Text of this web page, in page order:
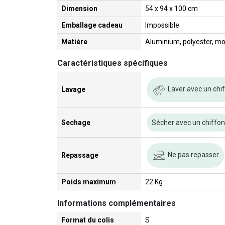
Dimension 54 x 94 x 100 cm
Emballage cadeau Impossible
Matière Aluminium, polyester,
Caractéristiques spécifiques
Lavage Laver avec un
Sechage Sécher avec un chiffon
Repassage Ne pas repasser
Poids maximum 22 Kg
Informations complémentaires
Format du colis S